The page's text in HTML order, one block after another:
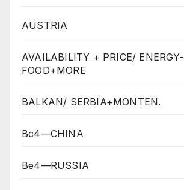
AUSTRIA
AVAILABILITY + PRICE/ ENERGY-
FOOD+MORE
BALKAN/ SERBIA+MONTEN.
Bc4—CHINA
Be4—RUSSIA